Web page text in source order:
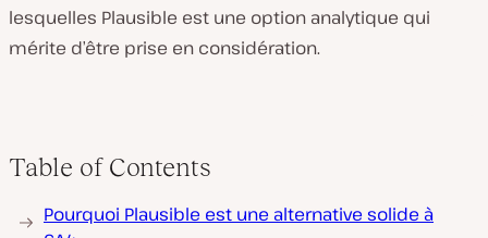
lesquelles Plausible est une option analytique qui
mérite d’être prise en considération.
Table of Contents
Pourquoi Plausible est une alternative solide à